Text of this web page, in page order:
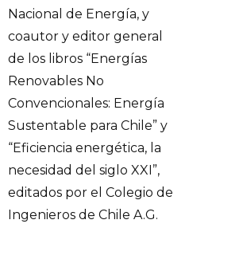
Nacional de Energía, y
coautor y editor general
de los libros “Energías
Renovables No
Convencionales: Energía
Sustentable para Chile” y
“Eficiencia energética, la
necesidad del siglo XXI”,
editados por el Colegio de
Ingenieros de Chile A.G.